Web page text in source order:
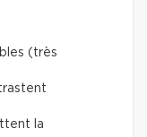
(très
la